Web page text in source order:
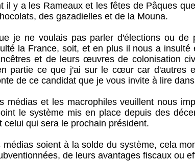
a les Rameaux et les fêtes de Pâques que
des gazadielles et de la Mouna.
voulais pas parler d'élections ou de
la France, soit, et en plus il nous a
et de leurs œuvres de colonisation
partie ce que j'ai sur le cœur car d'autres
de ce candidat que je vous invite à lire
et les macrophiles veuillent nous
le système mis en place depuis des
celui qui sera le prochain président.
soient à la solde du système, cela
de leurs avantages fiscaux ou